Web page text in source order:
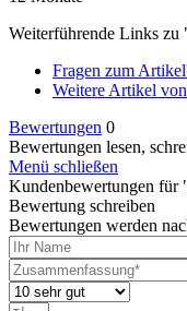
Weiterführende Links zu
Fragen zum
Weitere Artikel
Bewertungen 0
Bewertungen lesen,
Menü schließen
Kundenbewertungen für
Bewertung schreiben
Bewertungen werden